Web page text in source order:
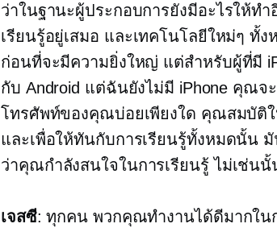
ว่าในฐานะผู้ประกอบการยังมีอะไรให้ท
เรียนรู้อยู่เสมอ และเทคโนโลยีใหม่ๆ ทั้
ก่อนที่จะมีความยิ่งใหญ่ แต่สำหรับผู้ที่มี
กับ Android แต่ฉันยังไม่มี iPhone คุณจ
โทรศัพท์ของคุณบ่อยเพียงใด คุณสมบัติ
และเพื่อให้ทันกับการเรียนรู้ทั้งหมดนั้น
ว่าคุณกำลังสนใจในการเรียนรู้ ไม่เช่น
เจสซี: ทุกคน พวกคุณทำงานได้ดีมากใ